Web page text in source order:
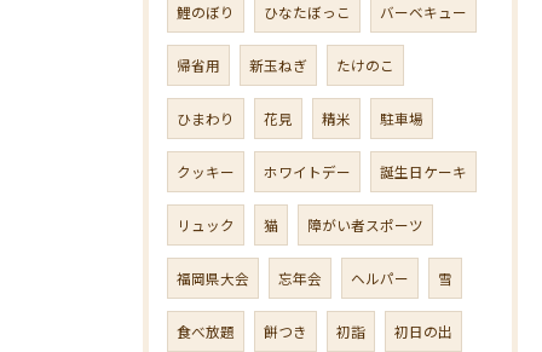
鯉のぼり ひなたぼっこ バーベキュー
帰省用 新玉ねぎ たけのこ
ひまわり 花見 精米 駐車場
クッキー ホワイトデー 誕生日ケーキ
リュック 猫 障がい者スポーツ
福岡県大会 忘年会 ヘルパー 雪
食べ放題 餅つき 初詣 初日の出